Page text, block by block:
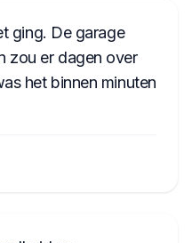
ging. De garage
zou er dagen over
het binnen minuten